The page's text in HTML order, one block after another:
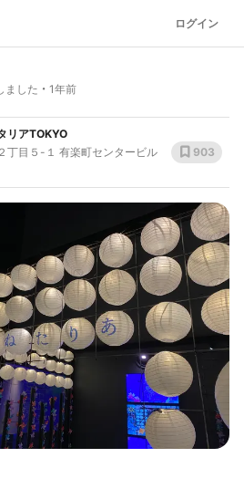
ログイン
ました 1年前
リアTOKYO
丁目５-１ 有楽町センタービル
903